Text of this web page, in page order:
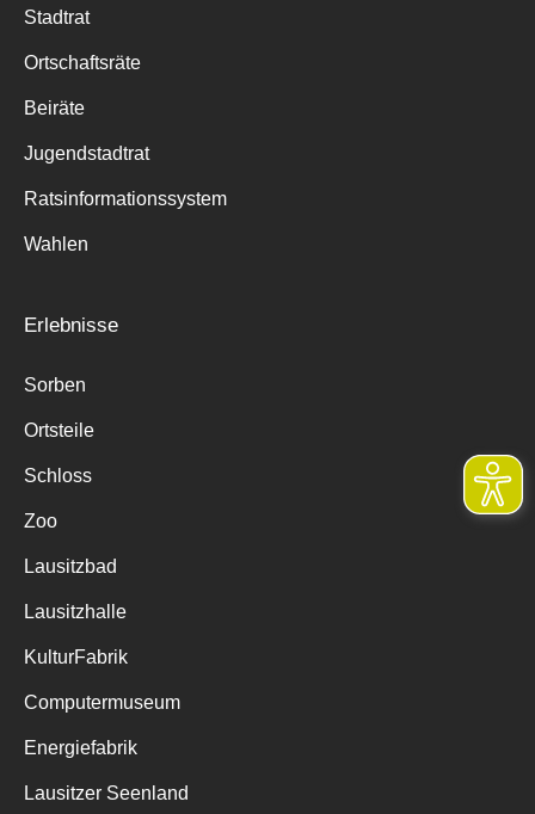
Stadtrat
Ortschaftsräte
Beiräte
Jugendstadtrat
Ratsinformationssystem
Wahlen
Erlebnisse
Sorben
Ortsteile
Schloss
Zoo
Lausitzbad
Lausitzhalle
KulturFabrik
Computermuseum
Energiefabrik
Lausitzer Seenland